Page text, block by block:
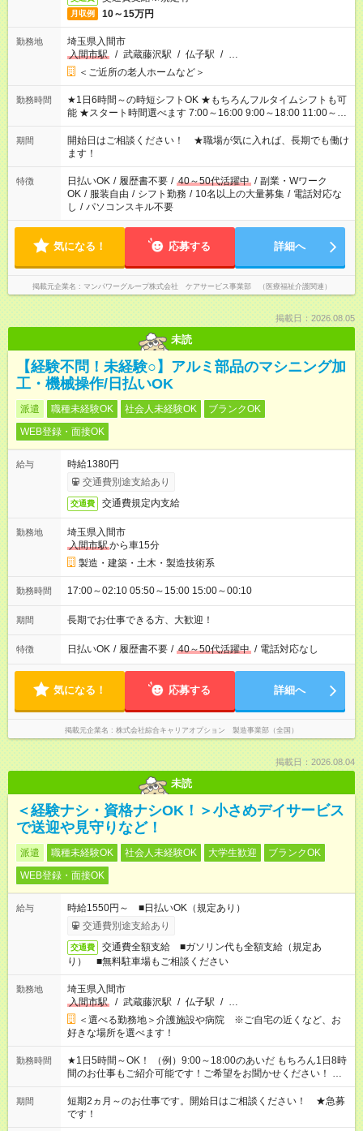
月収例 10～15万円
勤務地
埼玉県入間市
入間市駅
/ 武蔵藤沢駅 / 仏子駅 / …
＜ご近所の老人ホームなど＞
勤務時間
★1日6時間～の時短シフトOK ★もちろんフルタイムシフトも可
能 ★スタート時間選べます 7:00～16:00 9:00～18:00 11:00～
20:00 など 残業なし！ ※Wワークの場合、他のお仕事と合わせ
週40時間超の就業はご案内できません ※法令に基づき、週20時
間以上勤務は社会保険への加入対象となります ※労働者派遣法
（日雇い派遣の原則禁止）により、短時間・短期間の就業はご
案内が難しい場合があります
期間
開始日はご相談ください！ ★職場が気に入れば、長期でも働け
ます！
特徴 日払いOK / 履歴書不要 / 40～50代活躍中 / 副業・Wワーク
OK / 服装自由 / シフト勤務 / 10名以上の大量募集 / 電話対応な
し / パソコンスキル不要
気になる！ 応募する 詳細へ
掲載元企業名 マンパワーグループ株式会社 ケアサービス事業部 （医療福祉介護関連）
掲載日：2026.08.05
未読
【経験不問！未経験○】アルミ部品のマシニング加
工・機械操作/日払いOK
派遣 職種未経験OK 社会人未経験OK
ブランクOK
WEB登録・面接OK
給与
時給1380円
交通費別途支給あり
交通費 交通費規定内支給
勤務地
埼玉県入間市
入間市駅から車15分
製造・建築・土木・製造技術系
勤務時間 17:00～02:10 05:50～15:00 15:00～00:10
期間 長期でお仕事できる方、大歓迎！
特徴 日払いOK / 履歴書不要 / 40～50代活躍中 / 電話対応なし
気になる！ 応募する 詳細へ
掲載元企業名 株式会社綜合キャリアオプション 製造事業部（全国）
掲載日：2026.08.04
未読
＜経験ナシ・資格ナシOK！＞小さめデイサービス
で送迎や見守りなど！
派遣 職種未経験OK 社会人未経験OK 大学生歓迎
ブランクOK
WEB登録・面接OK
給与
時給1550円～ ■日払いOK（規定あり）
交通費別途支給あり
交通費
交通費全額支給 ■ガソリン代も全額支給（規定あ
り） ■無料駐車場もご相談ください
勤務地
埼玉県入間市
入間市駅
/ 武蔵藤沢駅 / 仏子駅 / …
＜選べる勤務地＞介護施設や病院 ※ご自宅の近くなど、お
好きな場所を選べます！
勤務時間
★1日5時間～OK！ （例）9:00～18:00のあいだ もちろん1日8時
間のお仕事もご紹介可能です！ご希望をお聞かせください！ ★
家庭の都合でお休みが必要な場合も遠慮なくご相談ください。
※週最低15時間以上の勤務が必要です
期間
短期2ヵ月～のお仕事です。開始日はご相談ください！ ★急募
です！